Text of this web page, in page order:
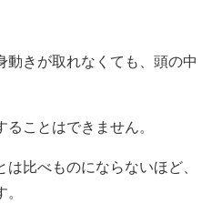
動きが取れなくても、頭の中
ことはできません。
比べものにならないほど、